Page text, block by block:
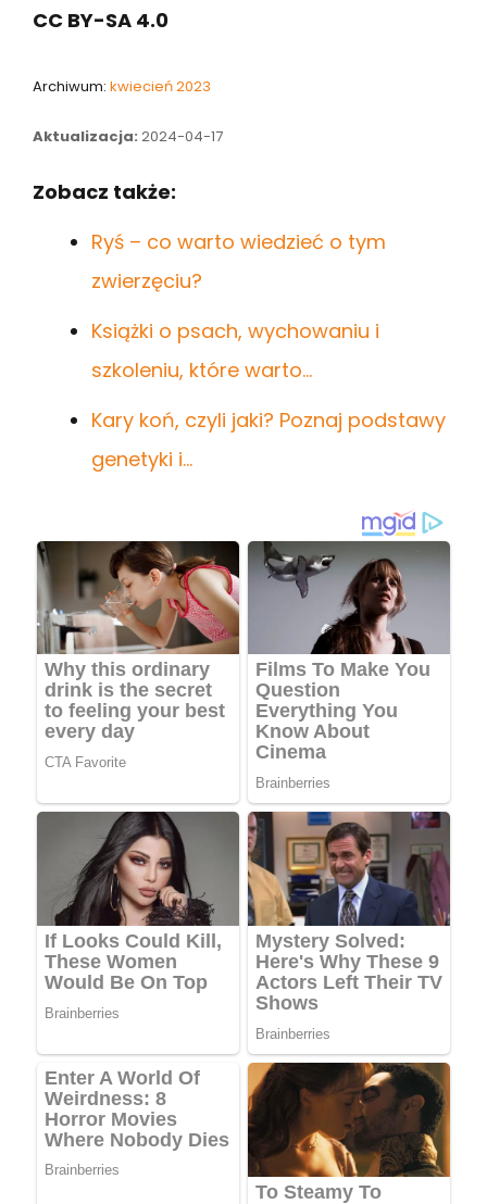
CC BY-SA 4.0
Archiwum: kwiecień 2023
Aktualizacja: 2024-04-17
Zobacz także:
Ryś – co warto wiedzieć o tym
zwierzęciu?
Książki o psach, wychowaniu i
szkoleniu, które warto…
Kary koń, czyli jaki? Poznaj podstawy
genetyki i…